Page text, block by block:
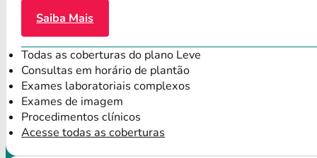
Saiba Mais
Todas as coberturas do plano Leve
Consultas em horário de plantão
Exames laboratoriais complexos
Exames de imagem
Procedimentos clínicos
Acesse todas as coberturas